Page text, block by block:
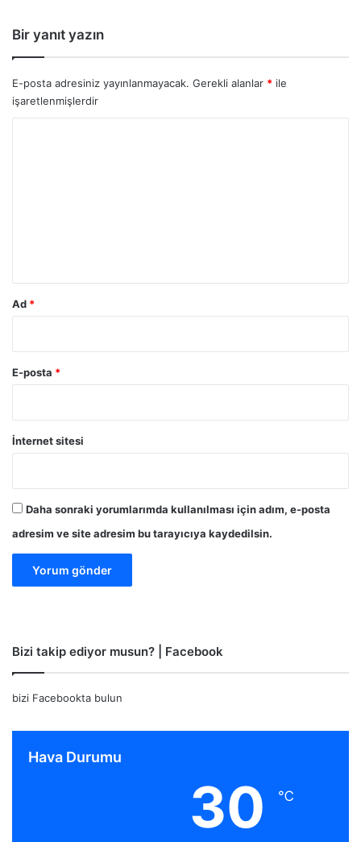
Bir yanıt yazın
E-posta adresiniz yayınlanmayacak. Gerekli alanlar * ile
işaretlenmişlerdir
Ad *
E-posta *
İnternet sitesi
Daha sonraki yorumlarımda kullanılması için adım, e-posta
adresim ve site adresim bu tarayıcıya kaydedilsin.
Bizi takip ediyor musun? | Facebook
bizi Facebookta bulun
Hava Durumu
30 ℃